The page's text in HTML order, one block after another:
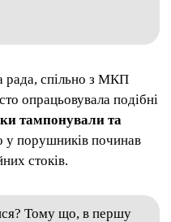
рада, спільно з МКП
опрацьовувала подібні
тампонували та
у порушників починав
стоків.
Тому що, в першу